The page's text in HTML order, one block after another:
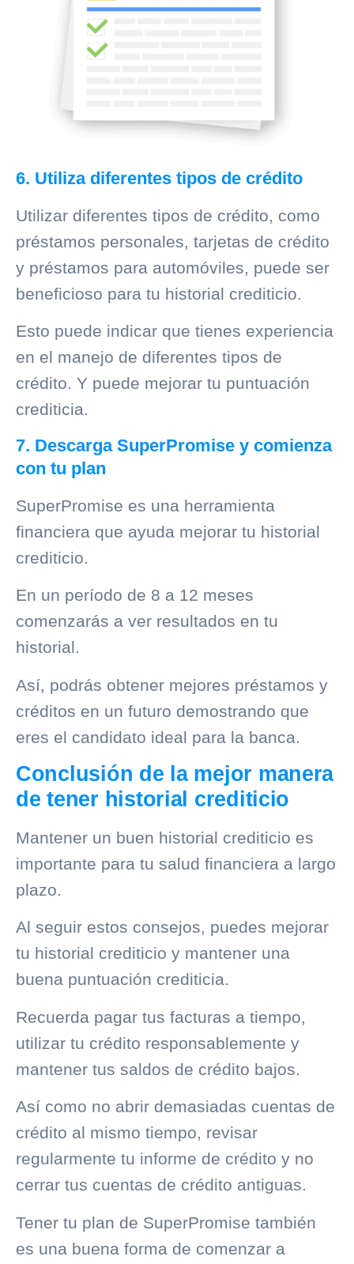
6. Utiliza diferentes tipos de crédito
Utilizar diferentes tipos de crédito, como
préstamos personales, tarjetas de crédito
y préstamos para automóviles, puede ser
beneficioso para tu historial crediticio.
Esto puede indicar que tienes experiencia
en el manejo de diferentes tipos de
crédito. Y puede mejorar tu puntuación
crediticia.
7. Descarga SuperPromise y comienza
con tu plan
SuperPromise es una herramienta
financiera que ayuda mejorar tu historial
crediticio.
En un período de 8 a 12 meses
comenzarás a ver resultados en tu
historial.
Así, podrás obtener mejores préstamos y
créditos en un futuro demostrando que
eres el candidato ideal para la banca.
Conclusión de la mejor manera
de tener historial crediticio
Mantener un buen historial crediticio es
importante para tu salud financiera a largo
plazo.
Al seguir estos consejos, puedes mejorar
tu historial crediticio y mantener una
buena puntuación crediticia.
Recuerda pagar tus facturas a tiempo,
utilizar tu crédito responsablemente y
mantener tus saldos de crédito bajos.
Así como no abrir demasiadas cuentas de
crédito al mismo tiempo, revisar
regularmente tu informe de crédito y no
cerrar tus cuentas de crédito antiguas.
Tener tu plan de SuperPromise también
es una buena forma de comenzar a